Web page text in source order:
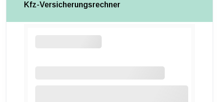
Kfz-Versicherungsrechner